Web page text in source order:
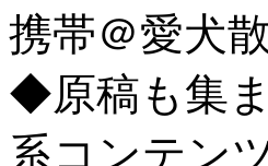
携帯＠愛犬
◆原稿も集
系コンテン